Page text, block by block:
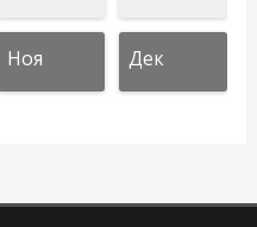
Ноя Дек